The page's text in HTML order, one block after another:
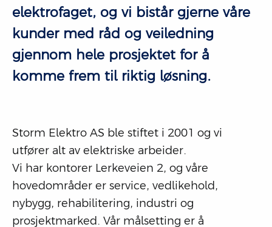
elektrofaget, og vi bistår gjerne våre
kunder med råd og veiledning
gjennom hele prosjektet for å
komme frem til riktig løsning.
Storm Elektro AS ble stiftet i 2001 og vi
utfører alt av elektriske arbeider.
Vi har kontorer Lerkeveien 2, og våre
hovedområder er service, vedlikehold,
nybygg, rehabilitering, industri og
prosjektmarked. Vår målsetting er å